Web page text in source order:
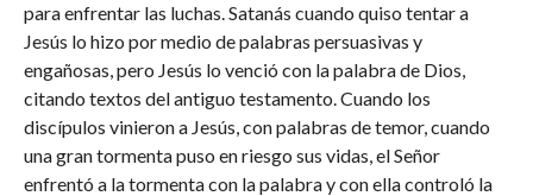
para enfrentar las luchas. Satanás cuando quiso tentar a
Jesús lo hizo por medio de palabras persuasivas y
engañosas, pero Jesús lo venció con la palabra de Dios,
citando textos del antiguo testamento. Cuando los
discípulos vinieron a Jesús, con palabras de temor, cuando
una gran tormenta puso en riesgo sus vidas, el Señor
enfrentó a la tormenta con la palabra y con ella controló la